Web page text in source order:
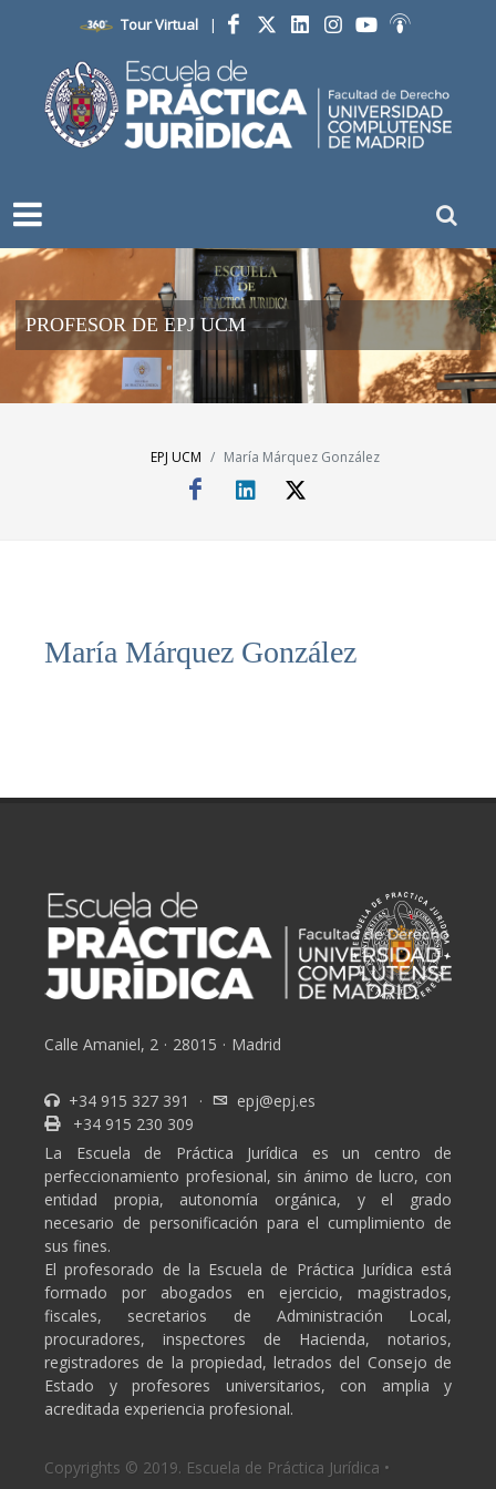
Tour Virtual |
Facebook
PROFESOR DE EPJ UCM
EPJ UCM María Márquez González
María Márquez González
Calle Amaniel, 2 · 28015 · Madrid
+34 915 327 391 ·
epj@epj.es
+34 915 230 309
La Escuela de Práctica Jurídica es un centro de
perfeccionamiento profesional, sin ánimo de lucro, con
entidad propia, autonomía orgánica, y el grado
necesario de personificación para el cumplimiento de
sus fines.
El profesorado de la Escuela de Práctica Jurídica está
formado por abogados en ejercicio, magistrados,
fiscales, secretarios de Administración Local,
procuradores, inspectores de Hacienda, notarios,
registradores de la propiedad, letrados del Consejo de
Estado y profesores universitarios, con amplia y
acreditada experiencia profesional.
Copyrights © 2019. Escuela de Práctica Jurídica •